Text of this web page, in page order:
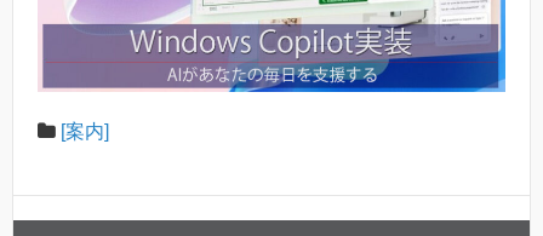
[案内]